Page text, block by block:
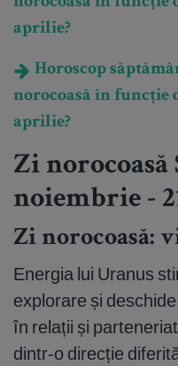
aprilie?
Horoscop
norocoasă în funcție
aprilie?
Zi norocoasă
noiembrie -
Zi norocoasă:
Energia lui Uranus
explorare și
în relații și
dintr-o direcție